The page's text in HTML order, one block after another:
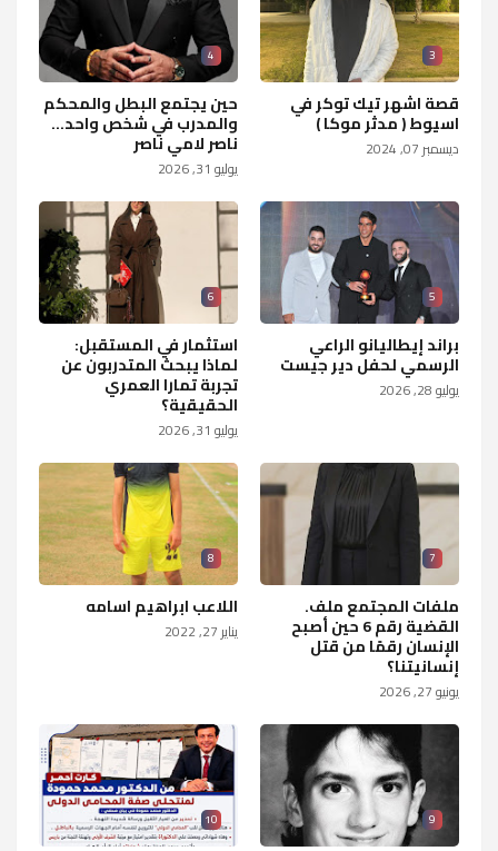
3
قصة اشهر تيك توكر في
اسيوط ( مدثر موكا )
ديسمبر 07, 2024
4
حين يجتمع البطل والمحكم
والمدرب في شخص واحد...
ناصر لامي ناصر
يوليو 31, 2026
5
براند إيطاليانو الراعي
الرسمي لحفل دير جيست
يوليو 28, 2026
6
استثمار في المستقبل:
لماذا يبحث المتدربون عن
تجربة تمارا العمري
الحقيقية؟
يوليو 31, 2026
7
ملفات المجتمع ملف.
القضية رقم 6 حين أصبح
الإنسان رقمًا من قتل
إنسانيتنا؟
يونيو 27, 2026
8
اللاعب ابراهيم اسامه
يناير 27, 2022
9
10